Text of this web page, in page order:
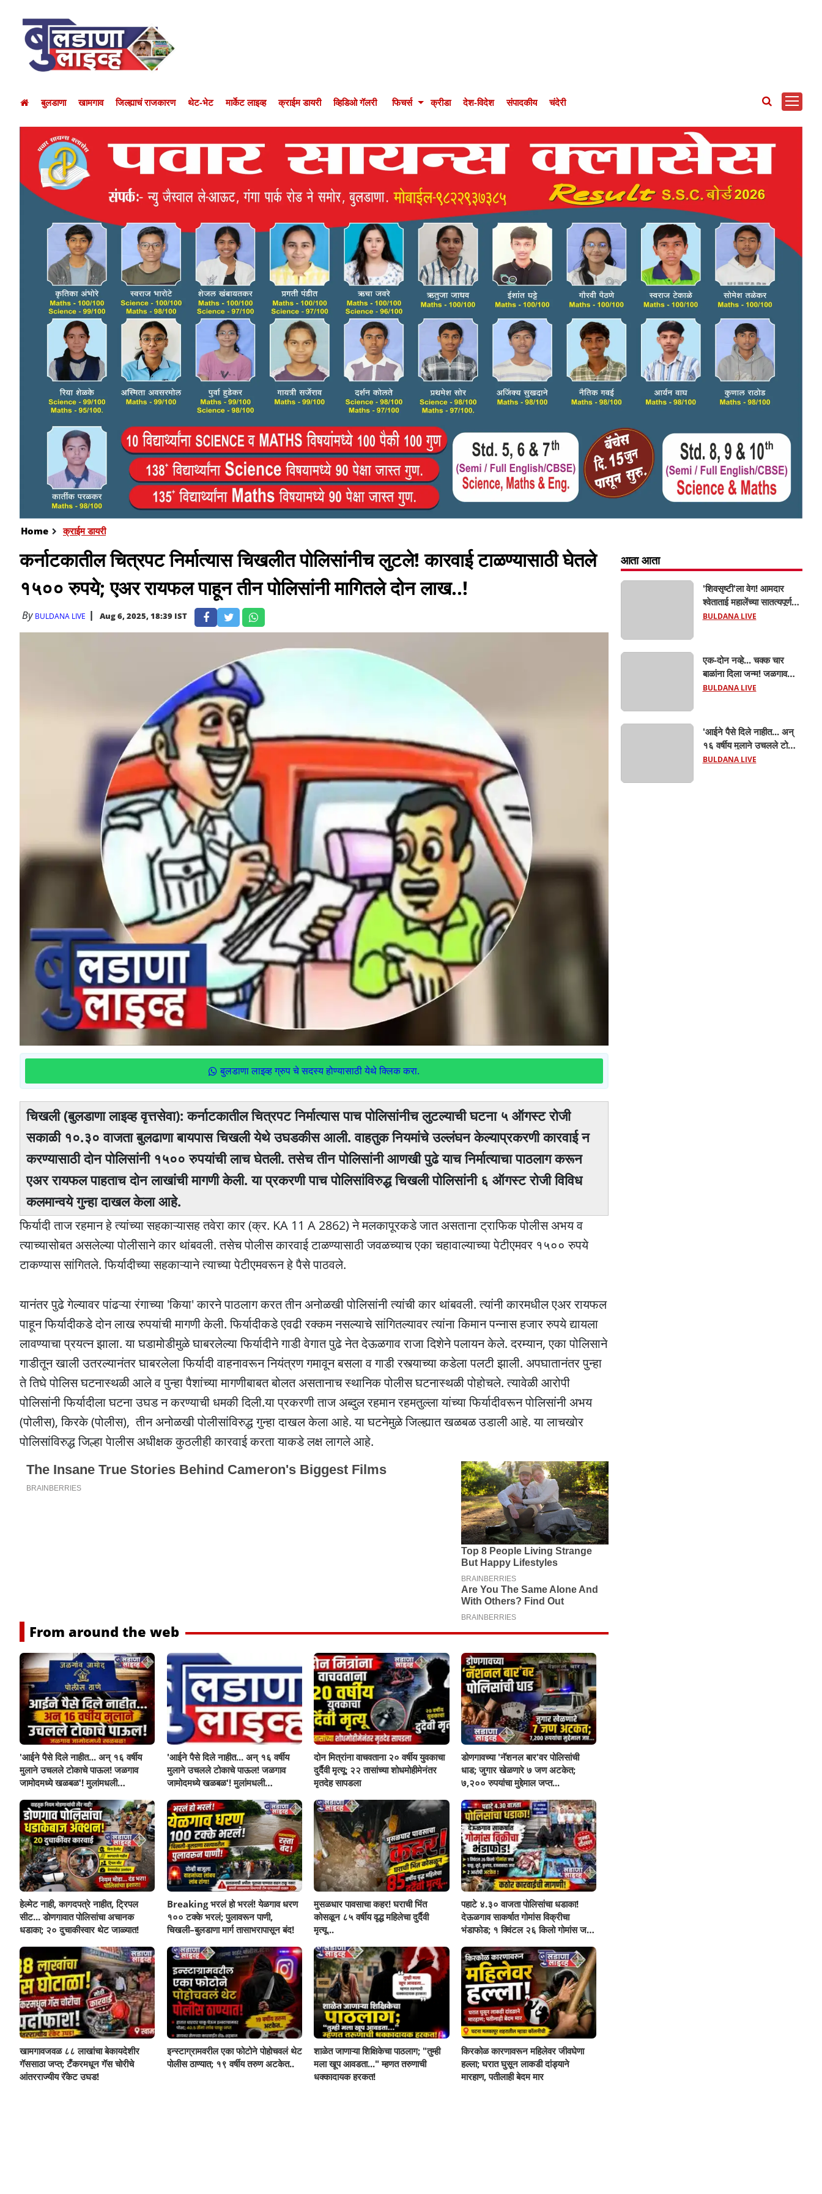
बुलडाणा खामगाव जिल्ह्याचं राजकारण थेट-भेट मार्केट लाइव्ह क्राईम डायरी व्हिडिओ गॅलरी फिचर्स क्रीडा देश-विदेश संपादकीय चंदेरी
Home क्राईम डायरी
कर्नाटकातील चित्रपट निर्मात्यास चिखलीत पाेलिसांनीच लुटले! कारवाई टाळण्यासाठी घेतले
१५०० रुपये; एअर रायफल पाहून तीन पाेलिसांनी मागितले दाेन लाख..!
By BULDANA LIVE Aug 6, 2025, 18:39 IST
बुलडाणा लाइव्ह ग्रुप चे सदस्य होण्यासाठी येथे क्लिक करा.
चिखली (बुलडाणा लाइव्ह वृत्तसेवा): कर्नाटकातील चित्रपट निर्मात्यास पाच पाेलिसांनीच लुटल्याची घटना ५ ऑगस्ट राेजी
सकाळी १०.३० वाजता बुलढाणा बायपास चिखली येथे उघडकीस आली. वाहतुक नियमांचे उल्लंघन केल्याप्रकरणी कारवाई न
करण्यासाठी दाेन पाेलिसांनी १५०० रुपयांची लाच घेतली. तसेच तीन पाेलिसांनी आणखी पुढे याच निर्मात्याचा पाठलाग करून
एअर रायफल पाहताच दाेन लाखांची मागणी केली. या प्रकरणी पाच पाेलिसांविरुद्ध चिखली पाेलिसांनी ६ ऑगस्ट राेजी विविध
कलमान्वये गुन्हा दाखल केला आहे.
फिर्यादी ताज रहमान हे त्यांच्या सहकाऱ्यासह तवेरा कार (क्र. KA 11 A 2862) ने मलकापूरकडे जात असताना ट्राफिक पोलीस अभय व
त्याच्यासोबत असलेल्या पोलीसाने कार थांबवली. तसेच पोलीस कारवाई टाळण्यासाठी जवळच्याच एका चहावाल्याच्या पेटीएमवर १५०० रुपये
टाकण्यास सांगितले. फिर्यादीच्या सहकाऱ्याने त्याच्या पेटीएमवरून हे पैसे पाठवले.
यानंतर पुढे गेल्यावर पांढऱ्या रंगाच्या 'किया' कारने पाठलाग करत तीन अनोळखी पोलिसांनी त्यांची कार थांबवली. त्यांनी कारमधील एअर रायफल
पाहून फिर्यादीकडे दोन लाख रुपयांची मागणी केली. फिर्यादीकडे एवढी रक्कम नसल्याचे सांगितल्यावर त्यांना किमान पन्नास हजार रुपये द्यायला
लावण्याचा प्रयत्न झाला. या घडामोडीमुळे घाबरलेल्या फिर्यादीने गाडी वेगात पुढे नेत देऊळगाव राजा दिशेने पलायन केले. दरम्यान, एका पोलिसाने
गाडीतून खाली उतरल्यानंतर घाबरलेला फिर्यादी वाहनावरून नियंत्रण गमावून बसला व गाडी रस्त्याच्या कडेला पलटी झाली. अपघातानंतर पुन्हा
ते तिघे पोलिस घटनास्थळी आले व पुन्हा पैशांच्या मागणीबाबत बोलत असतानाच स्थानिक पोलीस घटनास्थळी पोहोचले. त्यावेळी आरोपी
पोलिसांनी फिर्यादीला घटना उघड न करण्याची धमकी दिली.या प्रकरणी ताज अब्दुल रहमान रहमतुल्ला यांच्या फिर्यादीवरून पाेलिसांनी अभय
(पोलीस), किरके (पोलीस), तीन अनोळखी पोलीसांविरुद्ध गुन्हा दाखल केला आहे. या घटनेमुळे जिल्ह्यात खळबळ उडाली आहे. या लाचखाेर
पाेलिसांविरुद्ध जिल्हा पेालीस अधीक्षक कुठलीही कारवाई करता याकडे लक्ष लागले आहे.
From around the web
'आईने पैसे दिले नाहीत... अन् १६ वर्षीय
मुलाने उचलले टोकाचे पाऊल! जळगाव
जामोदमध्ये खळबळ'! मुलांमधली
'आईने पैसे दिले नाहीत... अन् १६ वर्षीय
मुलाने उचलले टोकाचे पाऊल! जळगाव
जामोदमध्ये खळबळ'! मुलांमधली
दोन मित्रांना वाचवताना २० वर्षीय युवकाचा
दुर्दैवी मृत्यू; २२ तासांच्या शोधमोहीमेनंतर
मृतदेह सापडला
डोणगावच्या 'नॅशनल बार'वर पोलिसांची
धाड; जुगार खेळणारे ७ जण अटकेत;
७,२०० रुपयांचा मुद्देमाल जप्त...
हेल्मेट नाही, कागदपत्रे नाहीत, ट्रिपल
सीट... डोणगावात पोलिसांचा अचानक
धडाका; २० दुचाकीस्वार थेट जाळ्यात!
Breaking भरलं हो भरलं! येळगाव धरण
१०० टक्के भरलं; पुलावरून पाणी,
चिखली–बुलडाणा मार्ग तासाभरापासून बंद!
मुसळधार पावसाचा कहर! घराची भिंत
कोसळून ८५ वर्षीय वृद्ध महिलेचा दुर्दैवी
मृत्यू...
पहाटे ४.३० वाजता पोलिसांचा धडाका!
देऊळगाव साकर्षात गोमांस विक्रीचा
भंडाफोड; १ क्विंटल २६ किलो गोमांस जप्त,
खामगावजवळ ८८ लाखांचा बेकायदेशीर
गॅससाठा जप्त; टँकरमधून गॅस चोरीचे
आंतरराज्यीय रॅकेट उघड!
इन्स्टाग्रामवरील एका फोटोने पोहोचवलं थेट
पोलीस ठाण्यात; १९ वर्षीय तरुण अटकेत..
शाळेत जाणाऱ्या शिक्षिकेचा पाठलाग; "तुम्ही
मला खूप आवडता..." म्हणत तरुणाची
धक्कादायक हरकत!
किरकोळ कारणावरून महिलेवर जीवघेणा
हल्ला; घरात घुसून लाकडी दांड्याने
मारहाण, पतीलाही बेदम मार
आता आता
'शिवसृष्टी'ला वेग! आमदार
श्वेताताई महालेंच्या सातत्यपूर्ण
पाठपुराव्याला मोठे यश; चिखलीत
हेरिटेज थीम पार्क',
BULDANA LIVE
एक-दोन नव्हे... चक्क चार
बाळांना दिला जन्म! जळगाव
तालुक्यातील आदिवासी महिलेची
चक्रावले
BULDANA LIVE
'आईने पैसे दिले नाहीत... अन्
१६ वर्षीय मुलाने उचलले टोकाचे
पाऊल! जळगाव जामोदमध्ये
BULDANA LIVE